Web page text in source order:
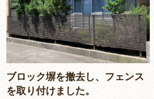
ブロック塀を撤去し、フェンス
を取り付けました。